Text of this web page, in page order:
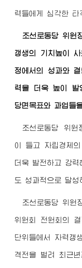
력들에게 심각한 타
조선로동당위원
갱생의 기치높이
정에서의 성과와
력을 더욱 높이 발
당면목표와 과업들
조선로동당 위원
이 들고 자립경제
더욱 발전하고 강력
도 성과적으로 달성
조선로동당위원
위원회 전원회의
단위들에서 자력갱
격전을 벌려 최근